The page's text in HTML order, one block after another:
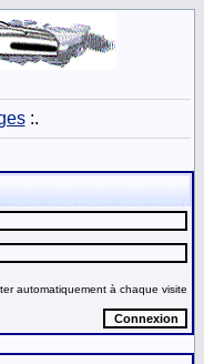
:.
automatiquement à chaque visite